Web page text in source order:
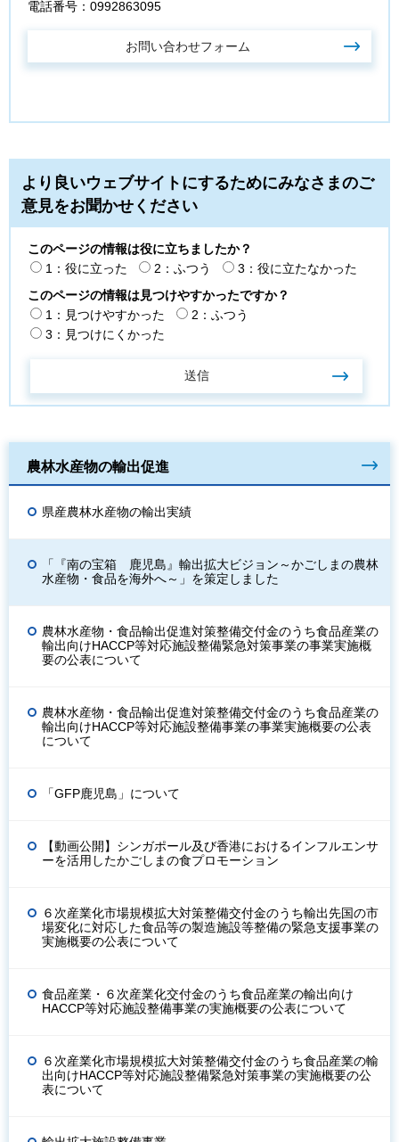
電話番号：0992863095
より良いウェブサイトにするためにみなさまのご
意見をお聞かせください
このページの情報は役に立ちましたか？
1：役に立った
2：ふつう
3：役に立たなかった
このページの情報は見つけやすかったですか？
1：見つけやすかった
2：ふつう
3：見つけにくかった
農林水産物の輸出促進
県産農林水産物の輸出実績
「『南の宝箱 鹿児島』輸出拡大ビジョン～かごしまの農林
水産物・食品を海外へ～」を策定しました
農林水産物・食品輸出促進対策整備交付金のうち食品産業の
輸出向けHACCP等対応施設整備緊急対策事業の事業実施概
要の公表について
農林水産物・食品輸出促進対策整備交付金のうち食品産業の
輸出向けHACCP等対応施設整備事業の事業実施概要の公表
について
「GFP鹿児島」について
【動画公開】シンガポール及び香港におけるインフルエンサ
ーを活用したかごしまの食プロモーション
６次産業化市場規模拡大対策整備交付金のうち輸出先国の市
場変化に対応した食品等の製造施設等整備の緊急支援事業の
実施概要の公表について
食品産業・６次産業化交付金のうち⾷品産業の輸出向け
HACCP等対応施設整備事業の実施概要の公表について
６次産業化市場規模拡大対策整備交付金のうち⾷品産業の輸
出向けHACCP等対応施設整備緊急対策事業の実施概要の公
表について